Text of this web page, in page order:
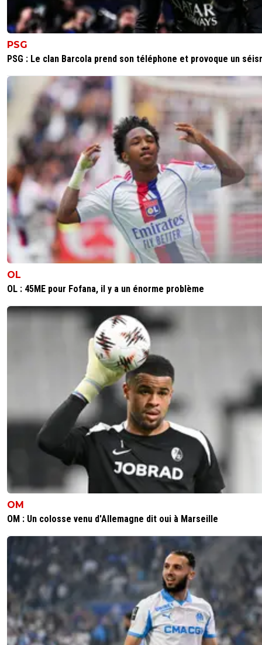
PSG
PSG : Le clan Barcola prend son téléphone et provoque un
OL
OL : 45ME pour Fofana, il y a un énorme problème
OM
OM : Un colosse venu d'Allemagne dit oui à Marseille